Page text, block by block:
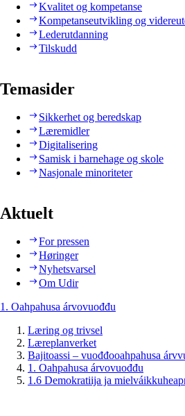
Kvalitet og kompetanse
Kompetanseutvikling og
Lederutdanning
Tilskudd
Temasider
Sikkerhet og beredskap
Læremidler
Digitalisering
Samisk i barnehage og skole
Nasjonale minoriteter
Aktuelt
For pressen
Høringer
Nyhetsvarsel
Om Udir
1. Oahpahusa árvovuođđu
Læring og trivsel
Læreplanverket
Bajitoassi – vuođđooahpahusa
1. Oahpahusa árvovuođđu
1.6 Demokratiija ja